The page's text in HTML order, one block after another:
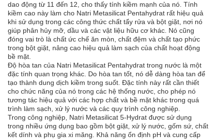
dao động từ 11 đến 12, cho thấy tính kiềm mạnh của nó. Tính
kiềm cao này làm cho Natri Metasilicat Pentahydrat rất hiệu quả
khi sử dụng trong các công thức chất tẩy rửa và bột giặt, nơi nó
giúp phân hủy mỡ, dầu và các vật liệu hữu cơ khác. Nó cũng
đóng vai trò là chất ức chế ăn mòn, chất đệm và chất tạo phức
trong bột giặt, nâng cao hiệu quả làm sạch của chất hoạt động
bề mặt.
Độ hòa tan của Natri Metasilicat Pentahydrat trong nước là một
đặc tính quan trọng khác. Do hòa tan tốt, nó dễ dàng hòa tan để
tạo thành dung dịch kiềm trong suốt. Đặc tính này rất cần thiết
cho chức năng của nó trong các hệ thống nước, cho phép nó
tương tác hiệu quả với các hợp chất và bề mặt khác trong quá
trình làm sạch, xử lý nước và các quy trình công nghiệp.
Trong công nghiệp, Natri Metasilicat 5-Hydrat được sử dụng
trong nhiều ứng dụng bao gồm bột giặt, xử lý nước, gốm sứ, chất
kết dính và phụ gia xi măng. Khả năng ổn định pH và cung cấp